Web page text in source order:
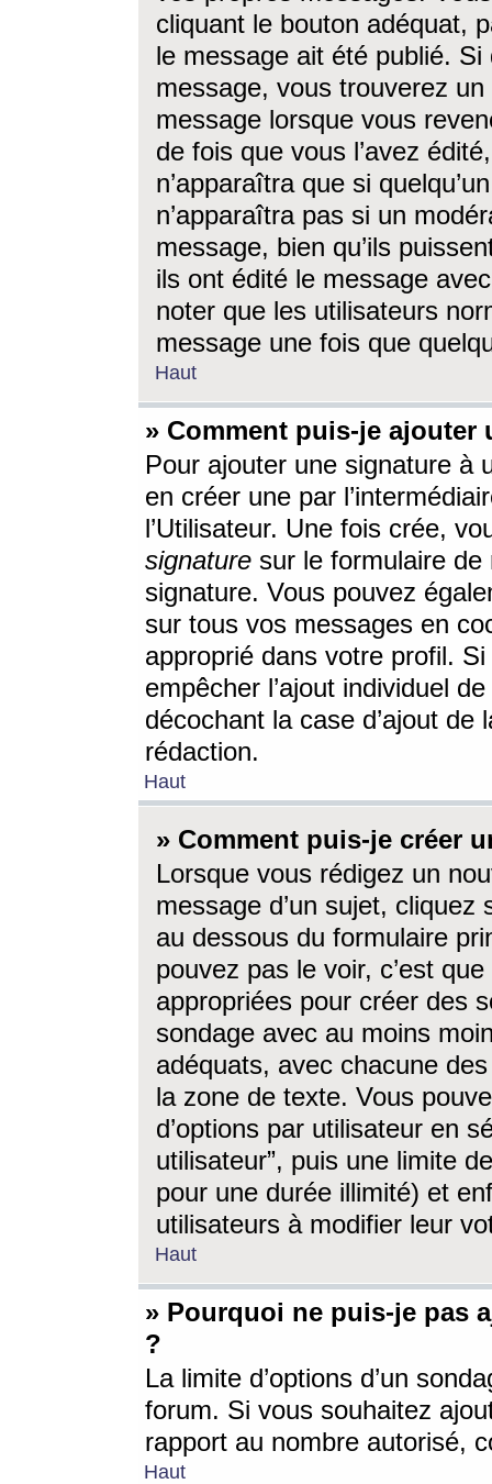
cliquant le bouton adéquat,
le message ait été publié. Si
message, vous trouverez
message lorsque vous
de fois que vous l’avez
n’apparaîtra que si
n’apparaîtra pas si un
message, bien qu’ils
ils ont édité le message
noter que les utilisateurs
message une fois que
Haut
» Comment puis-je ajouter
Pour ajouter une signature à
en créer une par
l’Utilisateur. Une fois crée,
signature sur le formulaire de
signature. Vous pouvez
sur tous vos messages en
approprié dans votre profil.
empêcher l’ajout individuel
décochant la case d’ajout
rédaction.
Haut
» Comment puis-je créer
Lorsque vous rédigez un
message d’un sujet, cliquez
au dessous du formulaire
pouvez pas le voir, c’est
appropriées pour créer des
sondage avec au moins
adéquats, avec chacune
la zone de texte. Vous
d’options par utilisateur en
utilisateur”, puis une limite
pour une durée illimité) et
utilisateurs à modifier leur
Haut
» Pourquoi ne puis-je pas
?
La limite d’options d’un
forum. Si vous souhaitez
rapport au nombre autorisé,
Haut